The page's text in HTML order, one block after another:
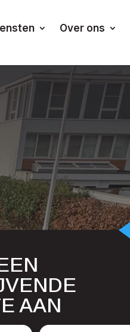
Over ons
AAN